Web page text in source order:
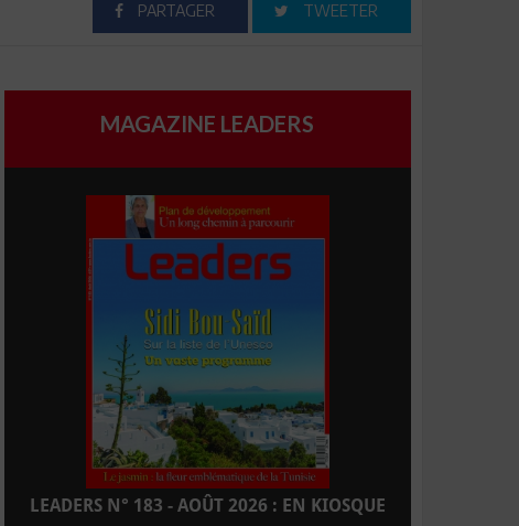
PARTAGER TWEETER
MAGAZINE LEADERS
LEADERS N° 183 - AOÛT 2026 : EN KIOSQUE